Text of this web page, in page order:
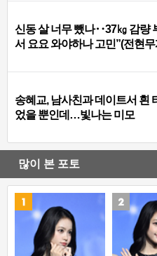
신동 살 너무 뺐나‥37㎏ 감량
서 요요 와야하나 고민”(전현
송혜교, 남사친과 데이트서 흰
었을 뿐인데…빛나는 미모
많이 본 포토